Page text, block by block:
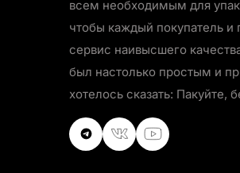
всем необходимым для
чтобы каждый покупатель и
сервис наивысшего
был настолько простым и
хотелось сказать: Пакуйте,
VKontakteVKontakteYoutube